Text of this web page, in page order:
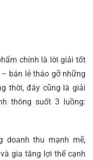
chính là lời giải tốt
bán lẻ tháo gỡ những
thời, đây cũng là giải
thông suốt 3 luồng:
doanh thu mạnh mẽ,
gia tăng lợi thế cạnh